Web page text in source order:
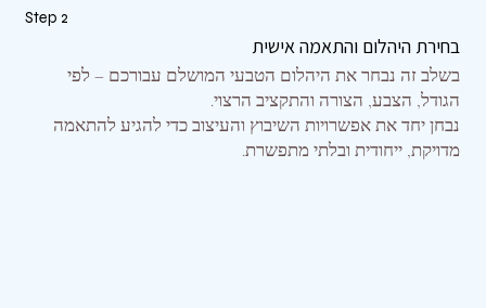
Step 2
בחירת היהלום והתאמה אישית
​בשלב זה נבחר את היהלום הטבעי המושלם עבורכם – לפי
הגודל, הצבע, הצורה והתקציב הרצוי.
נבחן יחד את אפשרויות השיבוץ והעיצוב כדי להגיע להתאמה
מדויקת, ייחודית ובלתי מתפשרת.